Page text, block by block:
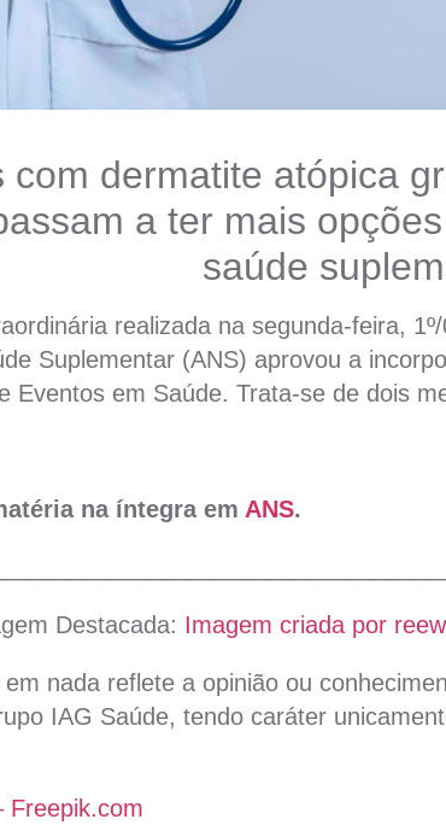
com dermatite atópica
a ter mais
saúde
realizada na segunda-feira,
Suplementar (ANS) aprovou a
Eventos em Saúde. Trata-se de dois
na íntegra em ANS.
Destacada: Imagem criada por
nada reflete a opinião ou
IAG Saúde, tendo caráter
Freepik.com